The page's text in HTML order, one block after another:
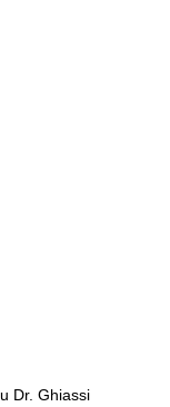
Dr. Ghiassi